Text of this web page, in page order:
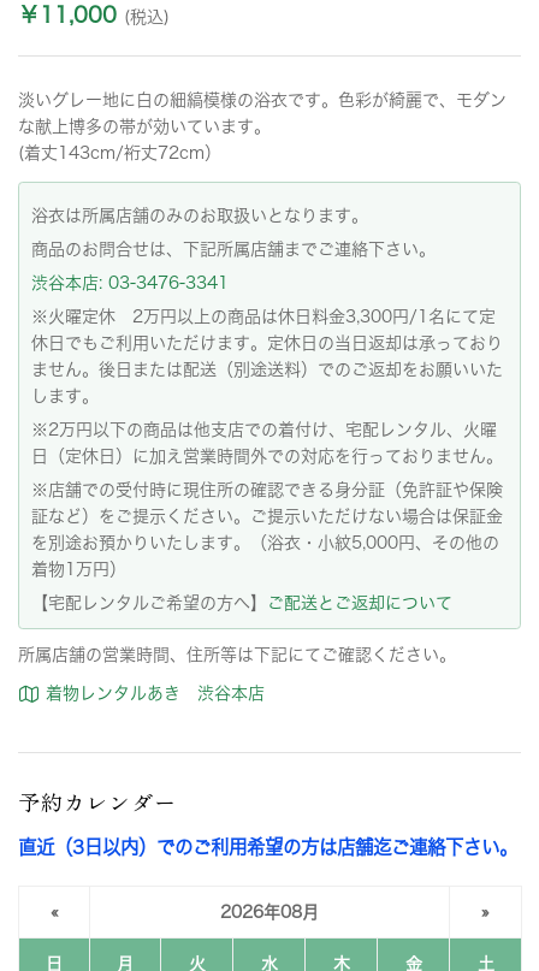
￥11,000 (税込)
淡いグレー地に白の細縞模様の浴衣です。色彩が綺麗で、モダン
な献上博多の帯が効いています。
(着丈143cm/裄丈72cm）
浴衣は所属店舗のみのお取扱いとなります。
商品のお問合せは、下記所属店舗までご連絡下さい。
渋谷本店: 03-3476-3341
※火曜定休 2万円以上の商品は休日料金3,300円/1名にて定
休日でもご利用いただけます。定休日の当日返却は承っており
ません。後日または配送（別途送料）でのご返却をお願いいた
します。
※2万円以下の商品は他支店での着付け、宅配レンタル、火曜
日（定休日）に加え営業時間外での対応を行っておりません。
※店舗での受付時に現住所の確認できる身分証（免許証や保険
証など）をご提示ください。ご提示いただけない場合は保証金
を別途お預かりいたします。（浴衣・小紋5,000円、その他の
着物1万円）
【宅配レンタルご希望の方へ】
ご配送とご返却について
所属店舗の営業時間、住所等は下記にてご確認ください。
着物レンタルあき 渋谷本店
予約カレンダー
直近（3日以内）でのご利用希望の方は店舗迄ご連絡下さい。
« 2026年08月 »
日 月 火 水 木 金 土